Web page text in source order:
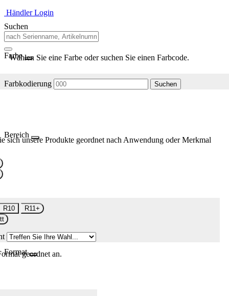
Händler Login
Suchen
Farbe
Wählen Sie eine Farbe oder suchen Sie einen Farbcode.
Farbkodierung Suchen
Bereich
sich unsere Produkte geordnet nach Anwendung oder Merkmal
R10
R11+
Formatgeordnet an.